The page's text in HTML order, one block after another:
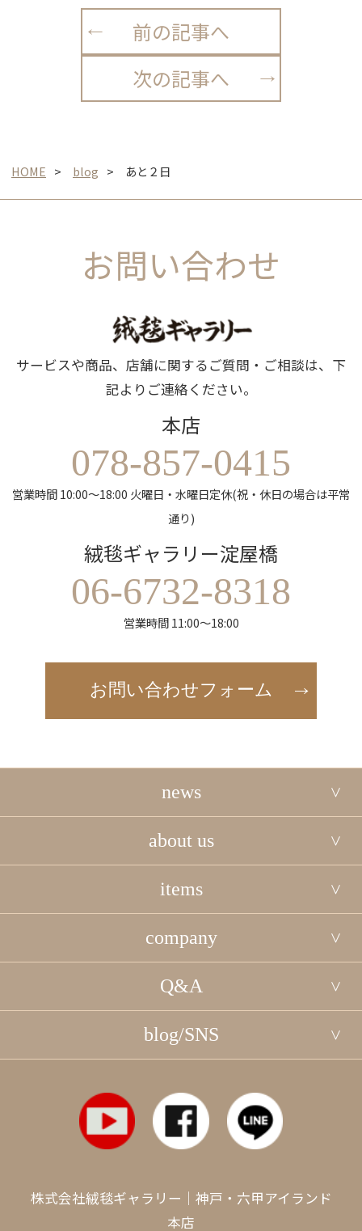
前の記事へ
次の記事へ
HOME blog あと２日
お問い合わせ
サービスや商品、店舗に関するご質問・ご相談は、下
記よりご連絡ください。
本店
078-857-0415
営業時間 10:00～18:00 火曜日・水曜日定休(祝・休日の場合は平常
通り)
絨毯ギャラリー淀屋橋
06-6732-8318
営業時間 11:00～18:00
お問い合わせフォーム
news
about us
items
company
Q&A
blog/SNS
株式会社絨毯ギャラリー｜神戸・六甲アイランド
本店